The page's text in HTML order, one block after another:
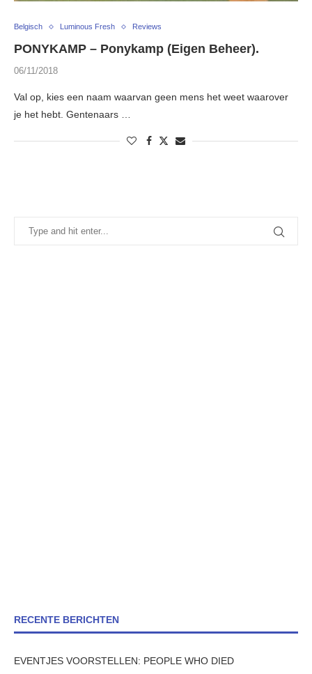
Belgisch Luminous Fresh Reviews
PONYKAMP – Ponykamp (Eigen Beheer).
06/11/2018
Val op, kies een naam waarvan geen mens het weet waarover
je het hebt. Gentenaars …
RECENTE BERICHTEN
EVENTJES VOORSTELLEN: PEOPLE WHO DIED